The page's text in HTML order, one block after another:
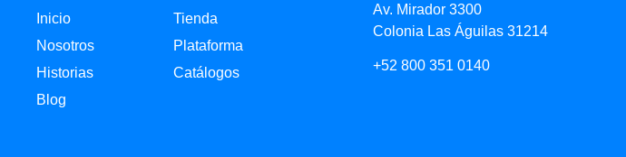
Inicio
Nosotros
Historias
Blog
Tienda
Plataforma
Catálogos
Av. Mirador 3300
Colonia Las Águilas 31214
+52 800 351 0140